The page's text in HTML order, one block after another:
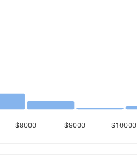
$8000 $9000 $10000